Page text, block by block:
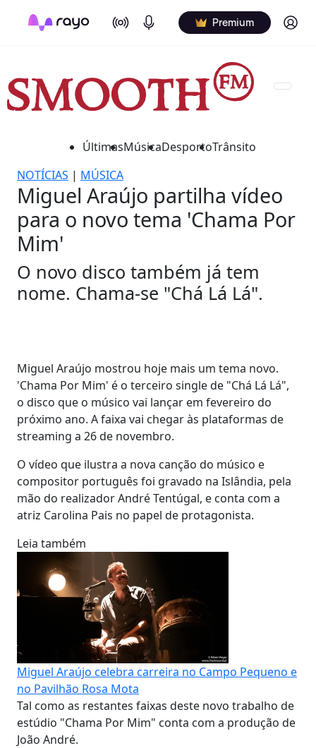
On Air Podcasts Premium Log in
ÚltimasMúsicaDesportoTrânsito
NOTÍCIAS | MÚSICA
Miguel Araújo partilha vídeo
para o novo tema 'Chama Por
Mim'
O novo disco também já tem
nome. Chama-se "Chá Lá Lá".
Miguel Araújo mostrou hoje mais um tema novo.
'Chama Por Mim' é o terceiro single de "Chá Lá Lá",
o disco que o músico vai lançar em fevereiro do
próximo ano. A faixa vai chegar às plataformas de
streaming a 26 de novembro.
O vídeo que ilustra a nova canção do músico e
compositor português foi gravado na Islândia, pela
mão do realizador André Tentúgal, e conta com a
atriz Carolina Pais no papel de protagonista.
Leia também
Miguel Araújo celebra carreira no Campo Pequeno e
no Pavilhão Rosa Mota
Tal como as restantes faixas deste novo trabalho de
estúdio "Chama Por Mim" conta com a produção de
João André.